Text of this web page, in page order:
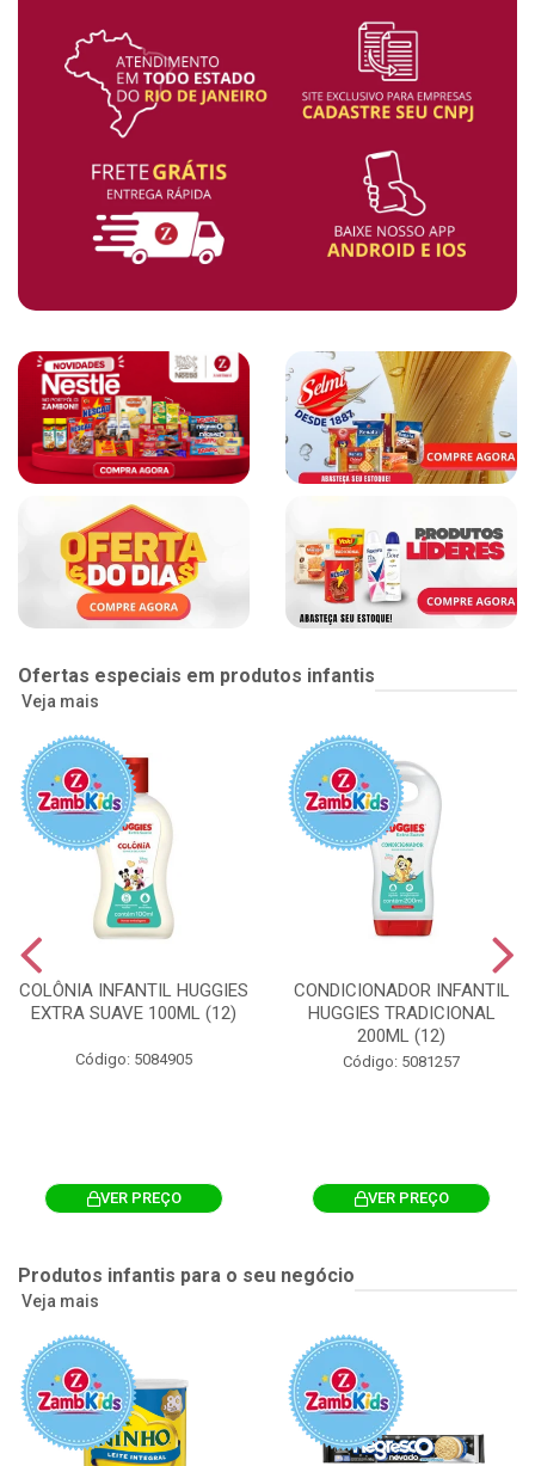
Ofertas especiais em produtos infantis
Veja mais
COLÔNIA INFANTIL HUGGIES
EXTRA SUAVE 100ML (12)
Código: 5084905
VER PREÇO
CONDICIONADOR INFANTIL
HUGGIES TRADICIONAL
200ML (12)
Código: 5081257
VER PREÇO
Produtos infantis para o seu negócio
Veja mais